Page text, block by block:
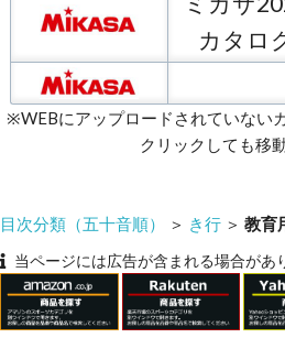
カタロ
※WEBにアップロードされていない
クリックしても移
目次分類（五十音順） ＞ き行 ＞ 教育
当ページには広告が含まれる場合があ